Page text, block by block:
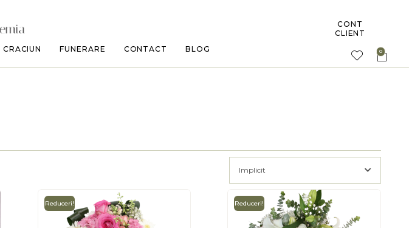
CRACIUN FUNERARE CONTACT BLOG
CONT
CLIENT
Implicit
Reduceri! Reduceri!